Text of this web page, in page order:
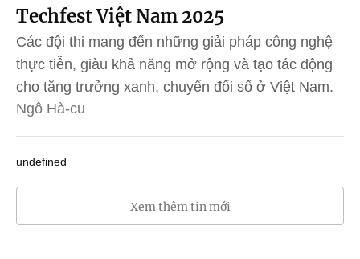
Techfest Việt Nam 2025
Các đội thi mang đến những giải pháp công nghệ
thực tiễn, giàu khả năng mở rộng và tạo tác động
cho tăng trưởng xanh, chuyển đổi số ở Việt Nam.
Ngô Hà-cu
undefined
Xem thêm tin mới